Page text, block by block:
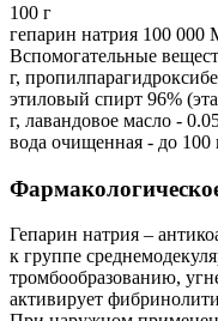
100 г
гепарин натрия 100 000
Вспомогательные
г,
этиловый спирт 96%
г, лавандовое масло -
вода очищенная - до 100
Гепарин натрия –
к группе
тромбообразованию,
активирует